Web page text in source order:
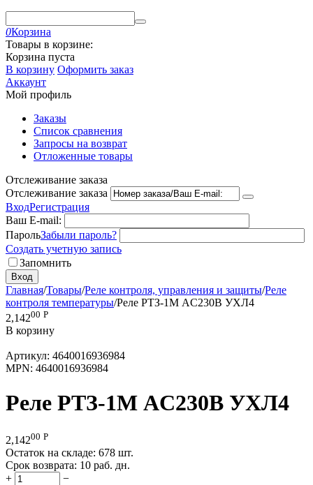
0Корзина
Товары в корзине:
Корзина пуста
В корзину Оформить заказ
Аккаунт
Мой профиль
Заказы
Список сравнения
Запросы на возврат
Отложенные товары
Отслеживание заказа
Отслеживание заказа
ВходРегистрация
Ваш E-mail:
ПарольЗабыли пароль?
Создать учетную запись
Запомнить
Вход
Главная/Товары/Реле контроля, управления и защиты/Реле
контроля температуры/Реле РТЗ-1М AC230В УХЛ4
2,14200 Р
В корзину
Артикул: 4640016936984
MPN: 4640016936984
Реле РТЗ-1М AC230В УХЛ4
2,14200 Р
Остаток на складе: 678 шт.
Срок возврата: 10 раб. дн.
+
−